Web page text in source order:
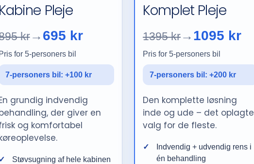
Kabine Pleje
kr→ 695 kr
Pris for 5-personers bil
7-personers bil: +100 kr
grundig indvendig
der giver en
og komfortabel
Støvsugning af hele kabinen
Komplet Pleje
1395 kr→ 1095 kr
Pris for 5-personers bil
7-personers bil: +200 kr
Den komplette løsning
inde og ude – det oplagte
valg for de fleste.
Indvendig + udvendig rens i
én behandling